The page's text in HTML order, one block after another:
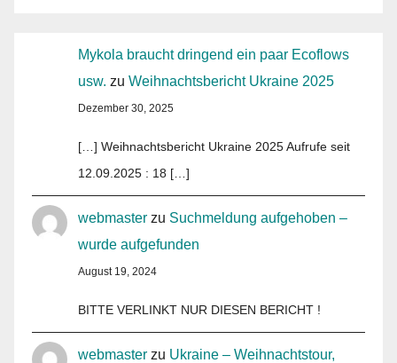
Mykola braucht dringend ein paar Ecoflows
usw. zu Weihnachtsbericht Ukraine 2025
Dezember 30, 2025
[…] Weihnachtsbericht Ukraine 2025 Aufrufe seit
12.09.2025 : 18 […]
webmaster zu Suchmeldung aufgehoben –
wurde aufgefunden
August 19, 2024
BITTE VERLINKT NUR DIESEN BERICHT !
webmaster zu Ukraine – Weihnachtstour,